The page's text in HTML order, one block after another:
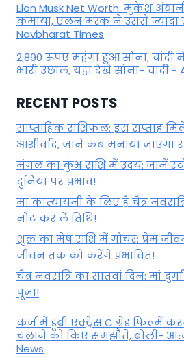
Elon Musk Net Worth: मुकेश
कमाया, एलन मस्क ने उससे ज्यादा
Navbharat Times
2,890 रुपए महंगा हुआ सोना, चांदी
भारी उछाल, यहां देखें सोना- चांदी -
RECENT POSTS
साप्ताहिक राशिफल: इस सप्ताह
आशीर्वाद, जानें कब मनाया जाएगा
मंगल का कुंभ राशि में उदय: जानें
दुनिया पर प्रभाव!
मां कात्‍यायनी के लिए है चैत्र
नोट कर लें तिथि!
शुक्र का मेष राशि में गोचर: प्रेम
जीवन तक को करेंगे प्रभावित!
चैत्र नवरात्रि का सातवां दिन: मां
पूजा!
कर्ज में डूबी एक्ट्रेस C ग्रेड फिल्में
चलाने को किए समझौते, बोली-
News